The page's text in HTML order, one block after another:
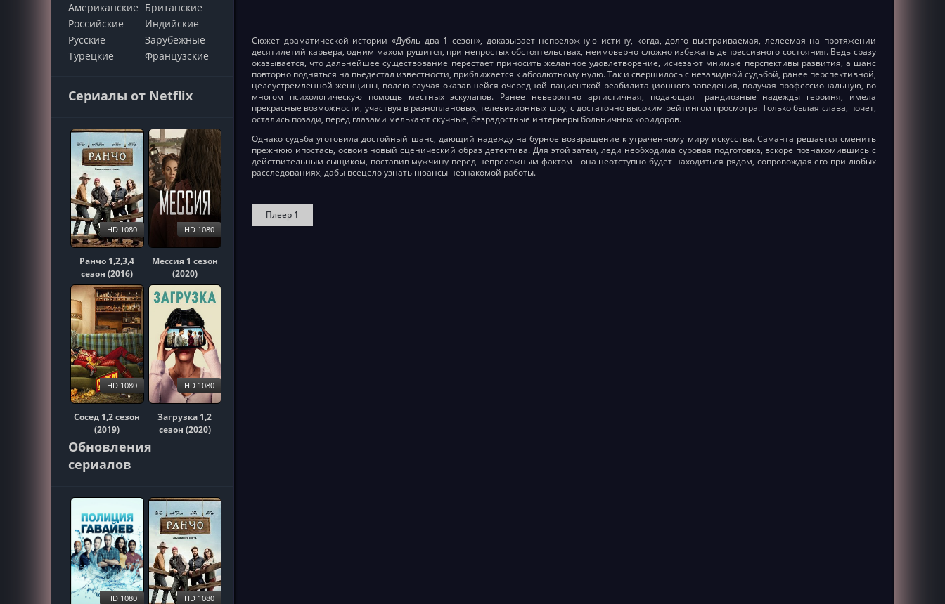
Американские Британские
Российские
Индийские
Русские
Зарубежные
Турецкие
Французские
Сериалы от Netflix
Ранчо 1,2,3,4
сезон (2016)
HD 1080
Мессия 1 сезон
(2020)
HD 1080
Сосед 1,2 сезон
(2019)
HD 1080
Загрузка 1,2
сезон (2020)
HD 1080
Обновления
сериалов
HD 1080 HD 1080
Сюжет драматической истории «Дубль два 1 сезон», доказывает непреложную истину, когда, долго выстраиваемая, лелеемая на протяжении
десятилетий карьера, одним махом рушится, при непростых обстоятельствах, неимоверно сложно избежать депрессивного состояния. Ведь сразу
оказывается, что дальнейшее существование перестает приносить желанное удовлетворение, исчезают мнимые перспективы развития, а шанс
повторно подняться на пьедестал известности, приближается к абсолютному нулю. Так и свершилось с незавидной судьбой, ранее перспективной,
целеустремленной женщины, волею случая оказавшейся очередной пациенткой реабилитационного заведения, получая профессиональную, во
многом психологическую помощь местных эскулапов. Ранее невероятно артистичная, подающая грандиозные надежды героиня, имела
прекрасные возможности, участвуя в разноплановых, телевизионных шоу, с достаточно высоким рейтингом просмотра. Только былая слава, почет,
остались позади, перед глазами мелькают скучные, безрадостные интерьеры больничных коридоров.
Однако судьба уготовила достойный шанс, дающий надежду на бурное возвращение к утраченному миру искусства. Саманта решается сменить
прежнюю ипостась, освоив новый сценический образ детектива. Для этой затеи, леди необходима суровая подготовка, вскоре познакомившись с
действительным сыщиком, поставив мужчину перед непреложным фактом - она неотступно будет находиться рядом, сопровождая его при любых
расследованиях, дабы всецело узнать нюансы незнакомой работы.
Плеер 1